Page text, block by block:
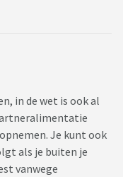
in de wet is ook al
Je kunt ook
als je buiten je
vanwege